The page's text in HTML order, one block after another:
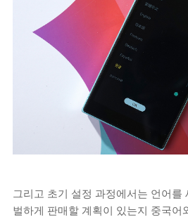
그리고 초기 설정 과정에서는 언어를
벌하게 판매할 계획이 있는지 중국어